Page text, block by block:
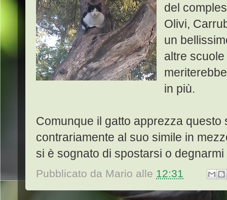
del
Olivi,
un
altre
in più.
Comunque il gatto apprezza questo
contrariamente al suo simile in
si è sognato di spostarsi o
Pubblicato da Mario alle 12:31